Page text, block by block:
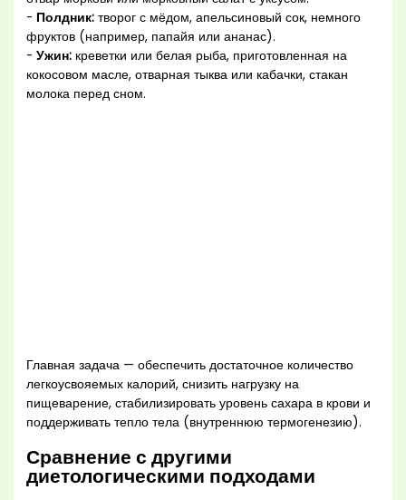
- Полдник: творог с мёдом, апельсиновый сок, немного
фруктов (например, папайя или ананас).
-Ужин: креветки или белая рыба, приготовленная на
кокосовом масле, отварная тыква или кабачки, стакан
молока перед сном.
Главная задача — обеспечить достаточное количество
легкоусвояемых калорий, снизить нагрузку на
пищеварение, стабилизировать уровень сахара в крови и
поддерживать тепло тела (внутреннюю термогенезию).
Сравнение с другими
диетологическими подходами